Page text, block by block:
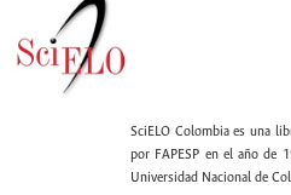
SciELO Colombia es una
por FAPESP en el año de
Universidad Nacional de